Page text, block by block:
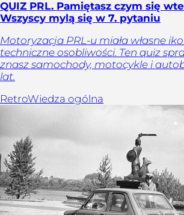
QUIZ PRL. Pamiętasz czym się
Wszyscy mylą się w 7. pytaniu
Motoryzacja PRL-u miała własne
techniczne osobliwości. Ten quiz
znasz samochody, motocykle i
lat.
RetroWiedza ogólna